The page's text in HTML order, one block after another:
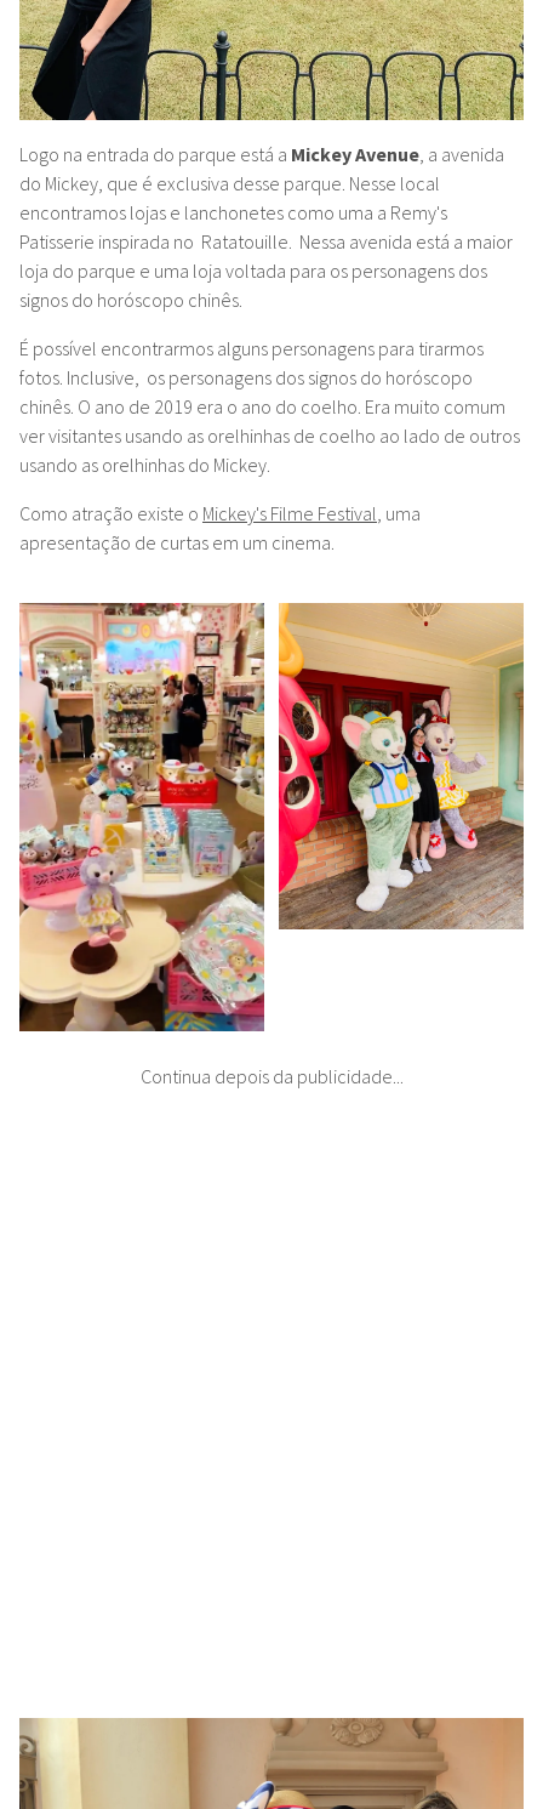
Logo na entrada do parque está a Mickey Avenue , a avenida
do Mickey, que é exclusiva desse parque. Nesse local
encontramos lojas e lanchonetes como uma a Remy's
Patisserie inspirada no Ratatouille. Nessa avenida está a maior
loja do parque e uma loja voltada para os personagens dos
signos do horóscopo chinês.
É possível encontrarmos alguns personagens para tirarmos
fotos. Inclusive, os personagens dos signos do horóscopo
chinês. O ano de 2019 era o ano do coelho. Era muito comum
ver visitantes usando as orelhinhas de coelho ao lado de outros
usando as orelhinhas do Mickey.
Como atração existe o Mickey's Filme Festival , uma
apresentação de curtas em um cinema.
Continua depois da publicidade...